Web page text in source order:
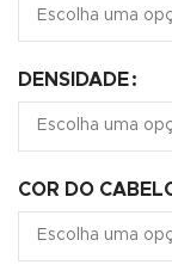
DENSIDADE
COR DO